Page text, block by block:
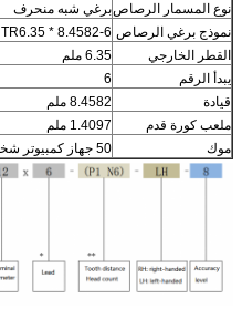
نوع المسمار الرصاصبرغي شبه منحرف
نموذج برغي الرصاص TR6.35 * 8.4582-6
القطر الخارجي
6.35 ملم
يبدأ الرقم
6
قيادة
8.4582 ملم
ملعب كورة قدم
1.4097 ملم
موك
50 جهاز كمبيوتر شخصى